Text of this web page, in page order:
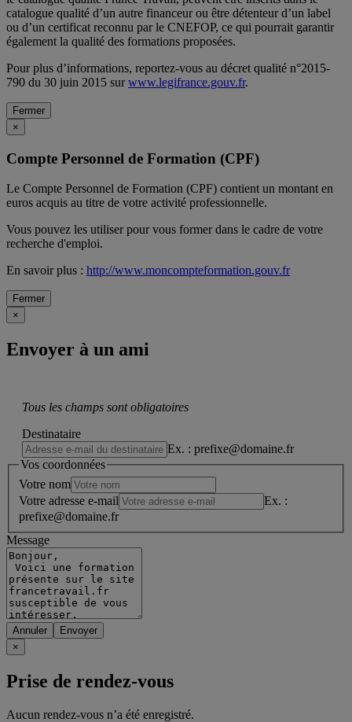
catalogue qualité d’un autre financeur ou être détenteur d’un label
ou d’un certificat reconnu par le CNEFOP, ce qui pourrait garantir
également la qualité des formations proposées.
Pour plus d’informations, reportez-vous au décret qualité n°2015-
790 du 30 juin 2015 surwww.legifrance.gouv.fr.
Fermer
×
Compte Personnel de Formation (CPF)
Le Compte Personnel de Formation (CPF) contient un montant en
euros acquis au titre de votre activité professionnelle.
Vous pouvez les utiliser pour vous former dans le cadre de votre
recherche d'emploi.
En savoir plus : http://www.moncompteformation.gouv.fr
Fermer
×
Envoyer à un ami
Tous les champs sont obligatoires
Destinataire
Ex. : prefixe@domaine.fr
Vos coordonnées
Votre nom
Votre adresse e-mail
Ex. :
prefixe@domaine.fr
Message
Annuler
×
Prise de rendez-vous
Aucun rendez-vous n’a été enregistré.